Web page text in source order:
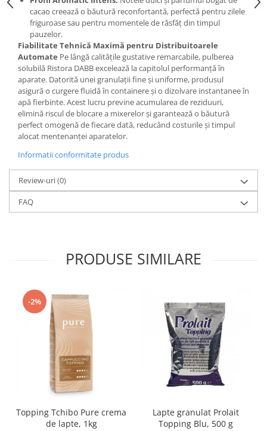
cacao creează o băutură reconfortantă, perfectă pentru zilele
friguroase sau pentru momentele de răsfăț din timpul
pauzelor.
Fiabilitate Tehnică Maximă pentru Distribuitoarele
Automate Pe lângă calitățile gustative remarcabile, pulberea
solubilă Ristora DABB excelează la capitolul performanță în
aparate. Datorită unei granulații fine și uniforme, produsul
asigură o curgere fluidă în containere și o dizolvare instantanee în
apă fierbinte. Acest lucru previne acumularea de reziduuri,
elimină riscul de blocare a mixerelor și garantează o băutură
perfect omogenă de fiecare dată, reducând costurile și timpul
alocat mentenanței aparatelor.
Informatii conformitate produs
Review-uri(0)
FAQ
PRODUSE SIMILARE
-2%
Topping Tchibo Pure crema
de lapte, 1kg
Lapte granulat Prolait
Topping Blu, 500 g